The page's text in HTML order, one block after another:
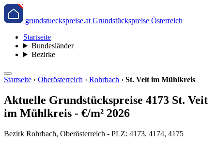
grundstueckspreise.at Grundstückspreise Österreich
Startseite
Bundesländer
Bezirke
Startseite › Oberösterreich › Rohrbach › St. Veit im Mühlkreis
Aktuelle Grundstückspreise 4173 St. Veit
im Mühlkreis - €/m² 2026
Bezirk Rohrbach, Oberösterreich - PLZ: 4173, 4174, 4175